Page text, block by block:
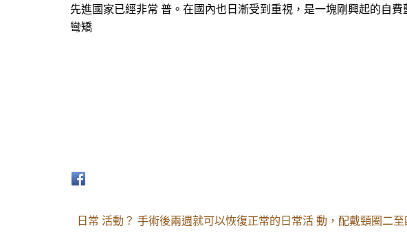
先進國家已經非常 普。在國內也日漸受到重視，是一塊剛興起的自
彎矯
日常 活動？ 手術後兩週就可以恢復正常的日常活 動，配戴頸圈二